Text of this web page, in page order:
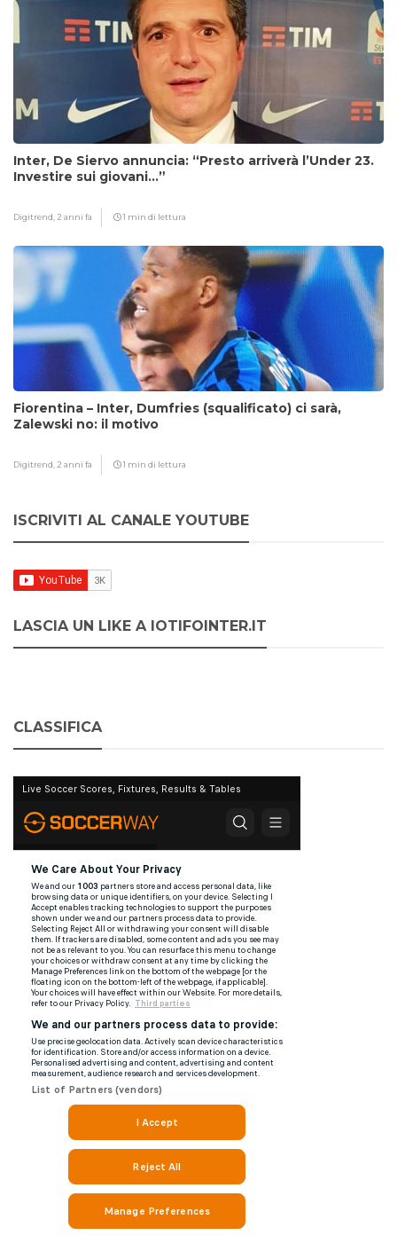
Inter, De Siervo annuncia: “Presto arriverà l’Under 23.
Investire sui giovani…”
Digitrend, 2 anni fa 1 min di lettura
Fiorentina – Inter, Dumfries (squalificato) ci sarà,
Zalewski no: il motivo
Digitrend, 2 anni fa 1 min di lettura
ISCRIVITI AL CANALE YOUTUBE
LASCIA UN LIKE A IOTIFOINTER.IT
CLASSIFICA